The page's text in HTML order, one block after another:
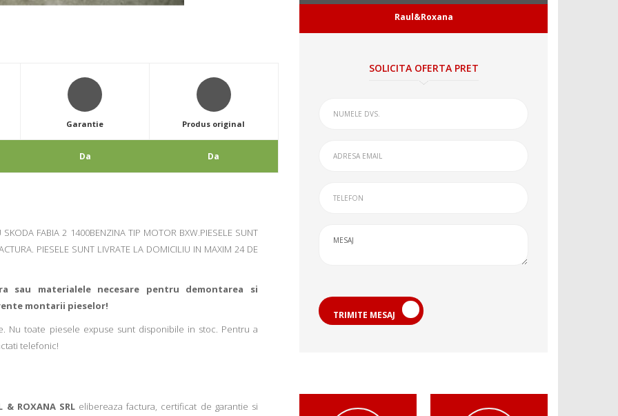
Garantie
Da
Produs original
Da
FABIA 2 1400BENZINA TIP MOTOR BXW.PIESELE SUNT
PIESELE SUNT LIVRATE LA DOMICILIU IN MAXIM 24 DE
sau materialele necesare pentru demontarea si
montarii pieselor!
Nu toate piesele expuse sunt disponibile in stoc. Pentru a
telefonic!
& ROXANA SRLelibereaza factura, certificat de garantie si
Raul&Roxana
SOLICITA OFERTA PRET
TRIMITE MESAJ